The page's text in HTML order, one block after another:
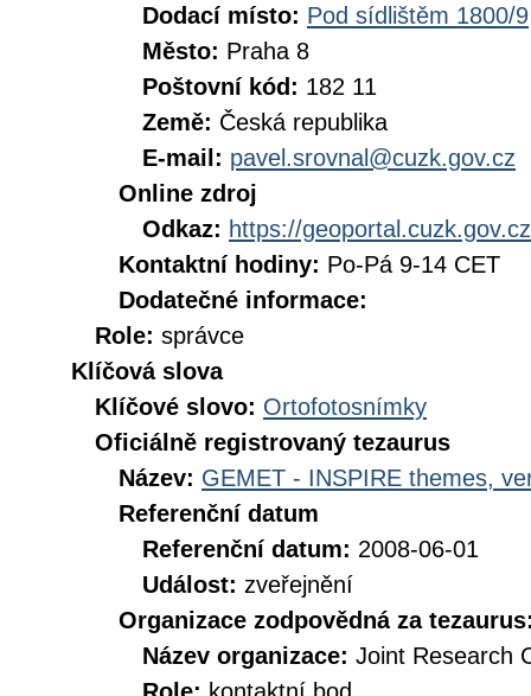
Dodací místo: Pod sídlištěm 1800/9
Město: Praha 8
Poštovní kód: 182 11
Země: Česká republika
E-mail: pavel.srovnal@cuzk.gov.cz
Online zdroj
Odkaz: https://geoportal.cuzk.gov.cz
Kontaktní hodiny: Po-Pá 9-14 CET
Dodatečné informace:
Role: správce
Klíčová slova
Klíčové slovo: Ortofotosnímky
Oficiálně registrovaný tezaurus
Název: GEMET - INSPIRE themes,
Referenční datum
Referenční datum: 2008-06-01
Událost: zveřejnění
Organizace zodpovědná za
Název organizace: Joint Research